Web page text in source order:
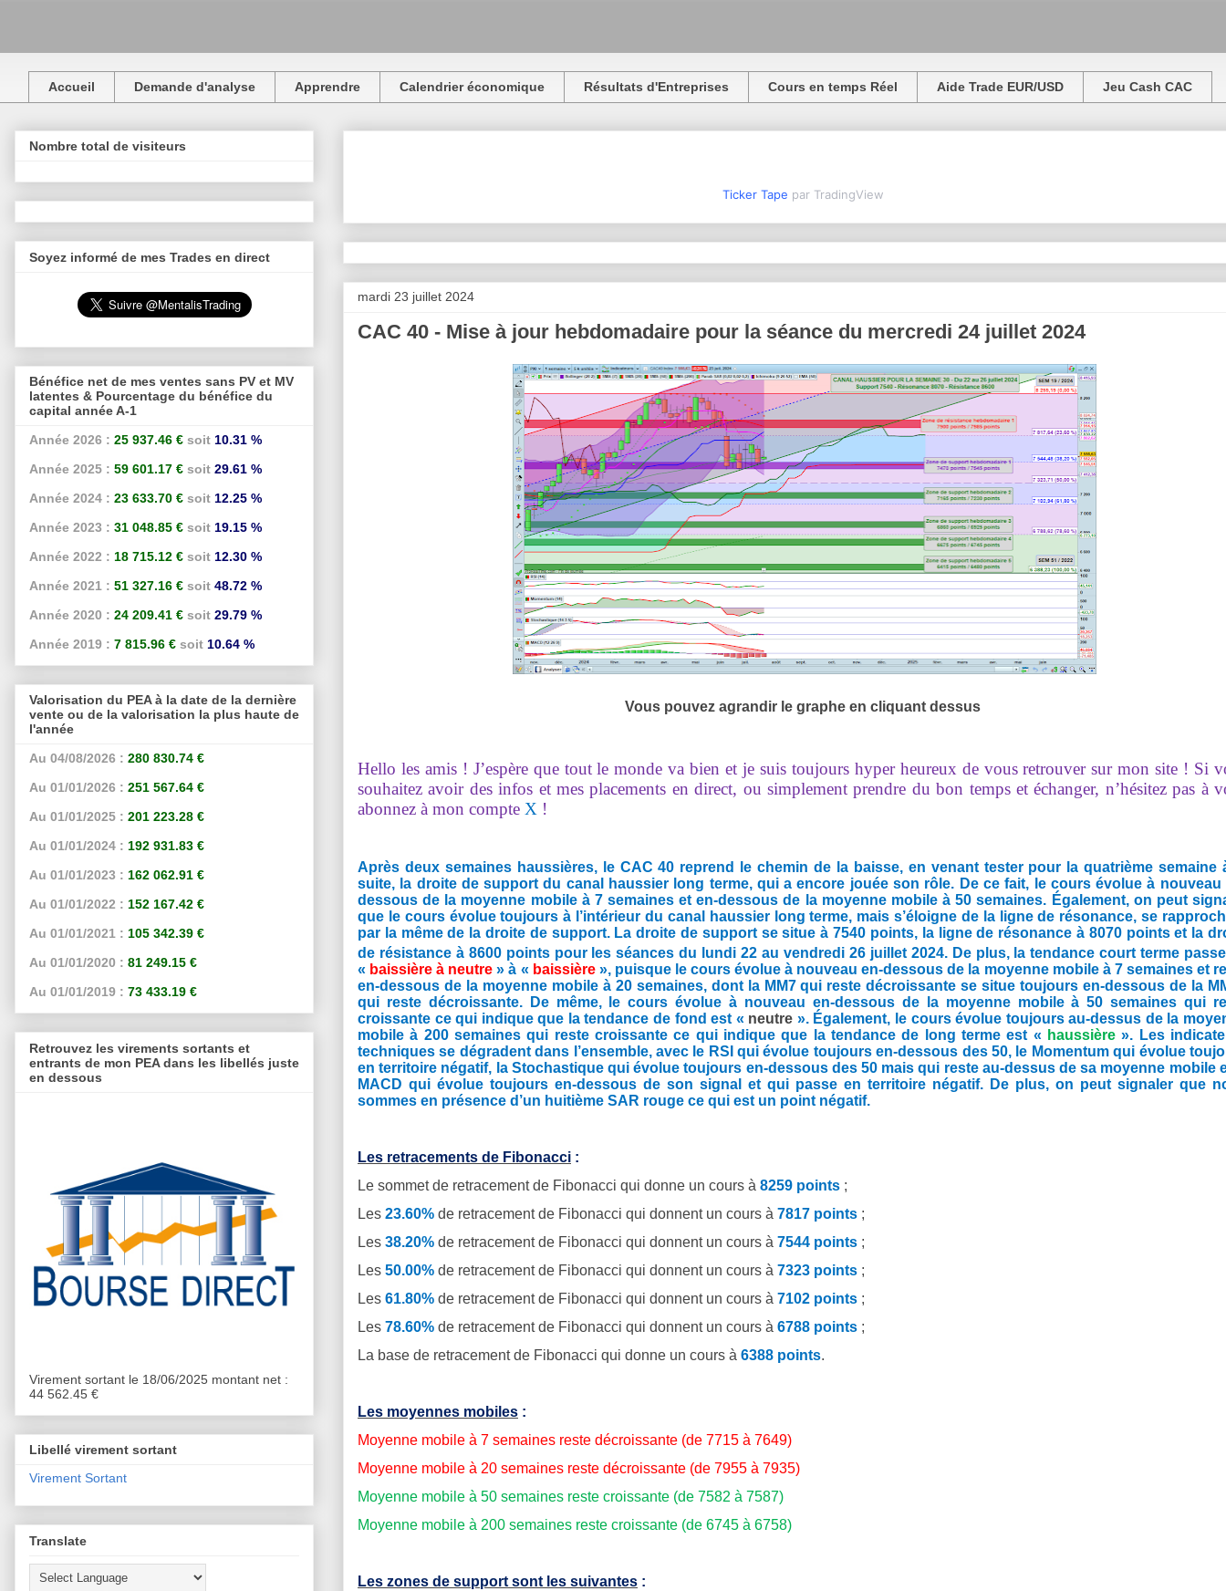
Accueil Demande d'analyse Apprendre Calendrier économique Résultats d'Entreprises Cours en temps Réel Aide Trade EUR/USD Jeu Cash CAC
Ticker Tape par TradingView
mardi 23 juillet 2024
CAC 40 - Mise à jour hebdomadaire pour la séance du mercredi 24 juillet 2024
Vous pouvez agrandir le graphe en cliquant dessus
Hello les amis ! J’espère que tout le monde va bien et je suis toujours hyper heureux de vous retrouver sur mon site ! Si
souhaitez avoir des infos et mes placements en direct, ou simplement prendre du bon temps et échanger, n’hésitez pas à
abonnez à mon compte X !
Après deux semaines haussières, le CAC 40 reprend le chemin de la baisse, en venant tester pour la quatrième semaine
suite, la droite de support du canal haussier long terme, qui a encore jouée son rôle. De ce fait, le cours évolue à nouveau
dessous de la moyenne mobile à 7 semaines et en-dessous de la moyenne mobile à 50 semaines. Également, on peut
que le cours évolue toujours à l’intérieur du canal haussier long terme, mais s’éloigne de la ligne de résonance, se
par la même de la droite de support. La droite de support se situe à 7540 points, la ligne de résonance à 8070 points et la
de résistance à 8600 points pour les séances du lundi 22 au vendredi 26 juillet 2024. De plus, la tendance court terme
« baissière à neutre» à « baissière », puisque le cours évolue à nouveau en-dessous de la moyenne mobile à 7 semaines et
en-dessous de la moyenne mobile à 20 semaines, dont la MM7 qui reste décroissante se situe toujours en-dessous de la
qui reste décroissante. De même, le cours évolue à nouveau en-dessous de la moyenne mobile à 50 semaines qui
croissante ce qui indique que la tendance de fond est « neutre ». Également, le cours évolue toujours au-dessus de la
mobile à 200 semaines qui reste croissante ce qui indique que la tendance de long terme est « haussière». Les
techniques se dégradent dans l’ensemble, avec le RSI qui évolue toujours en-dessous des 50, le Momentum qui évolue
en territoire négatif, la Stochastique qui évolue toujours en-dessous des 50 mais qui reste au-dessus de sa moyenne mobile
MACD qui évolue toujours en-dessous de son signal et qui passe en territoire négatif. De plus, on peut signaler que
sommes en présence d’un huitième SAR rouge ce qui est un point négatif.
Les retracements de Fibonacci :
Le sommet de retracement de Fibonacci qui donne un cours à 8259 points ;
Les 23.60% de retracement de Fibonacci qui donnent un cours à 7817 points ;
Les 38.20% de retracement de Fibonacci qui donnent un cours à 7544 points ;
Les 50.00% de retracement de Fibonacci qui donnent un cours à 7323 points ;
Les 61.80% de retracement de Fibonacci qui donnent un cours à 7102 points ;
Les 78.60% de retracement de Fibonacci qui donnent un cours à 6788 points ;
La base de retracement de Fibonacci qui donne un cours à 6388 points.
Les moyennes mobiles :
Moyenne mobile à 7 semaines reste décroissante (de 7715 à 7649)
Moyenne mobile à 20 semaines reste décroissante (de 7955 à 7935)
Moyenne mobile à 50 semaines reste croissante (de 7582 à 7587)
Moyenne mobile à 200 semaines reste croissante (de 6745 à 6758)
Les zones de support sont les suivantes :
Nombre total de visiteurs
Soyez informé de mes Trades en direct
Bénéfice net de mes ventes sans PV et MV
latentes & Pourcentage du bénéfice du
capital année A-1
Année 2026 : 25 937.46 € soit 10.31 %
Année 2025 : 59 601.17 € soit 29.61 %
Année 2024 : 23 633.70 € soit 12.25 %
Année 2023 : 31 048.85 € soit 19.15 %
Année 2022 : 18 715.12 € soit 12.30 %
Année 2021 : 51 327.16 € soit 48.72 %
Année 2020 : 24 209.41 € soit 29.79 %
Année 2019 : 7 815.96 € soit 10.64 %
Valorisation du PEA à la date de la dernière
vente ou de la valorisation la plus haute de
l'année
Au 04/08/2026 : 280 830.74 €
Au 01/01/2026 : 251 567.64 €
Au 01/01/2025 : 201 223.28 €
Au 01/01/2024 : 192 931.83 €
Au 01/01/2023 : 162 062.91 €
Au 01/01/2022 : 152 167.42 €
Au 01/01/2021 : 105 342.39 €
Au 01/01/2020 : 81 249.15 €
Au 01/01/2019 : 73 433.19 €
Retrouvez les virements sortants et
entrants de mon PEA dans les libellés juste
en dessous
Virement sortant le 18/06/2025 montant net :
44 562.45 €
Libellé virement sortant
Virement Sortant
Translate